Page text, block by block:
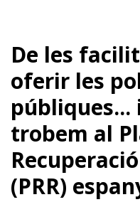
De les
oferir les
públiques...
trobem al
(PRR)